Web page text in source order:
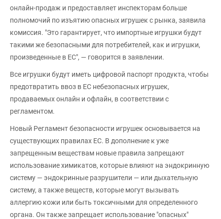
онлайн-продаж и предоставляет инспекторам больше
полномочий по изъятию опасных игрушек с рынка, заявила
комиссия. "Это гарантирует, что импортные игрушки будут
такими же безопасными для потребителей, как и игрушки,
произведенные в ЕС", — говорится в заявлении.
Все игрушки будут иметь цифровой паспорт продукта, чтобы
предотвратить ввоз в ЕС небезопасных игрушек,
продаваемых онлайн и офлайн, в соответствии с
регламентом.
Новый Регламент безопасности игрушек основывается на
существующих правилах ЕС. В дополнение к уже
запрещенным веществам новые правила запрещают
использование химикатов, которые влияют на эндокринную
систему — эндокринные разрушители — или дыхательную
систему, а также веществ, которые могут вызывать
аллергию кожи или быть токсичными для определенного
органа. Он также запрещает использование "опасных"